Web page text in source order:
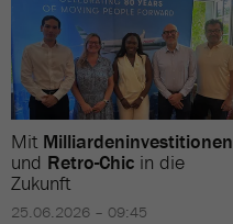
Mit Milliardeninvestitionen
und Retro-Chic in die
Zukunft
25.06.2026 – 09:45